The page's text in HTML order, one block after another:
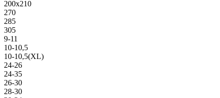
200х210
270
285
305
9-11
10-10,5
10-10,5(XL)
24-26
24-35
26-30
28-30